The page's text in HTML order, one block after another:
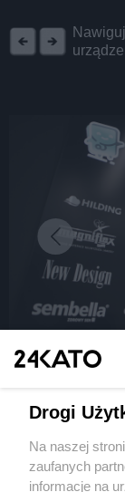
Wydawca mediów
Drogi
Na naszej
zaufanych
informacje na